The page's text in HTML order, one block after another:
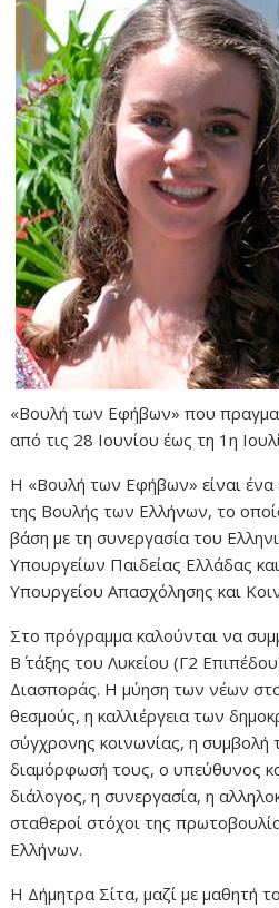
«Βουλή των Εφήβων» που
από τις 28 Ιουνίου έως τη 1η
Η «Βουλή των Εφήβων» είναι ένα
της Βουλής των Ελλήνων, το
βάση με τη συνεργασία του
Υπουργείων Παιδείας Ελλάδας
Υπουργείου Απασχόλησης και
Στο πρόγραμμα καλούνται να
Β΄ τάξης του Λυκείου (Γ2
Διασποράς. Η µύηση των νέων
θεσµούς, η καλλιέργεια των
σύγχρονης κοινωνίας, η συµβολή
διαµόρφωσή τους, ο υπεύθυνος
διάλογος, η συνεργασία, η
σταθεροί στόχοι της
Ελλήνων.
Η Δήμητρα Σίτα, μαζί με μαθητή